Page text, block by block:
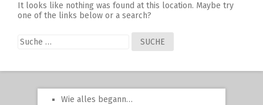
It looks like nothing was found at this location. Maybe try
one of the links below or a search?
Suche
nach:
Wie alles begann…